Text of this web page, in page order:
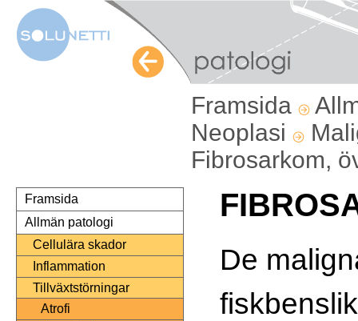
Framsida
Neoplasi
Fibrosarkom,
Framsida
Allmän patologi
Cellulära skador
Inflammation
Tillväxtstörningar
Atrofi
De